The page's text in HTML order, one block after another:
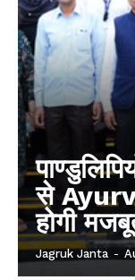
से
होगी
Jagruk Janta -